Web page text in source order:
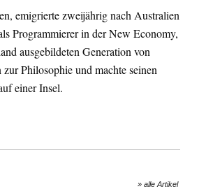
emigrierte zweijährig nach Australien
Programmierer in der New Economy,
ausgebildeten Generation von
Philosophie und machte seinen
einer Insel.
» alle Artikel